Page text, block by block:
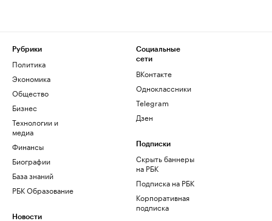
Рубрики
Политика
Экономика
Общество
Бизнес
Технологии и
медиа
Финансы
Биографии
База знаний
РБК Образование
Новости
Социальные
сети
ВКонтакте
Одноклассники
Telegram
Дзен
Подписки
Скрыть баннеры
на РБК
Подписка на РБК
Корпоративная
подписка